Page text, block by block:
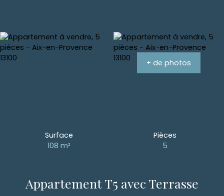
Estimation
+ de photos
Surface
108m²
Pièces
5
Appartement T5 avec Terrasse